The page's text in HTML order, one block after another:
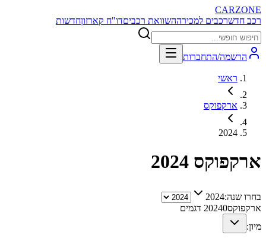
CARZONE
רכב חדשרכבים למכירההשוואת רכביםדו"ח קארזוןחדשות
הרשמה/התחברות
ראשי
ארקפוקס
2024
ארקפוקס 2024
בחרו שנה:2024
ארקפוקס 20240
דגמים
מיון: